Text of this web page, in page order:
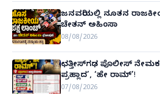
ಜನವರಿಯಲ್ಲಿ ನೂತನ
ಚೇತನ್ ಅಹಿಂಸಾ
08/08/2026
ಛತ್ತೀಸ್‌ಗಢ ಪೊಲೀಸ್ ನೇಮಕ
ಪ್ರಹ್ಲಾದ’, ‘ಹೇ ರಾಮ್’!
07/08/2026